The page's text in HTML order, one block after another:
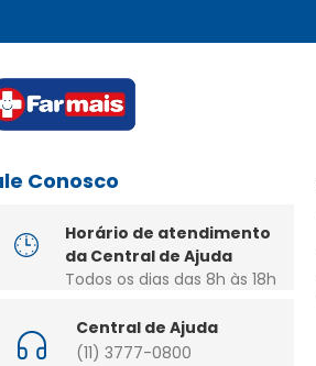
Conosco
Horário de atendimento
da Central de Ajuda
Todos os dias das 8h às 18h
Central de Ajuda
(11) 3777-0800